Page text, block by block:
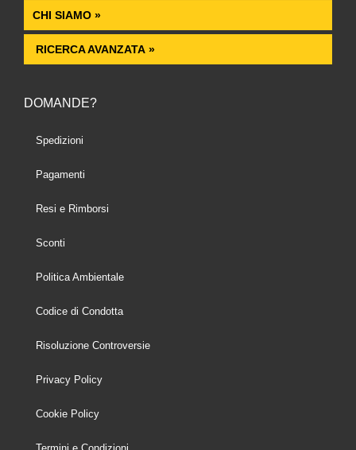
CHI SIAMO »
RICERCA AVANZATA »
DOMANDE?
Spedizioni
Pagamenti
Resi e Rimborsi
Sconti
Politica Ambientale
Codice di Condotta
Risoluzione Controversie
Privacy Policy
Cookie Policy